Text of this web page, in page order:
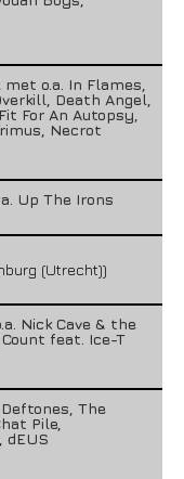
o.a. In Flames,
Death Angel,
For An Autopsy,
Necrot
Up The Irons
(Utrecht))
Nick Cave & the
feat. Ice-T
The
Pile,
dEUS